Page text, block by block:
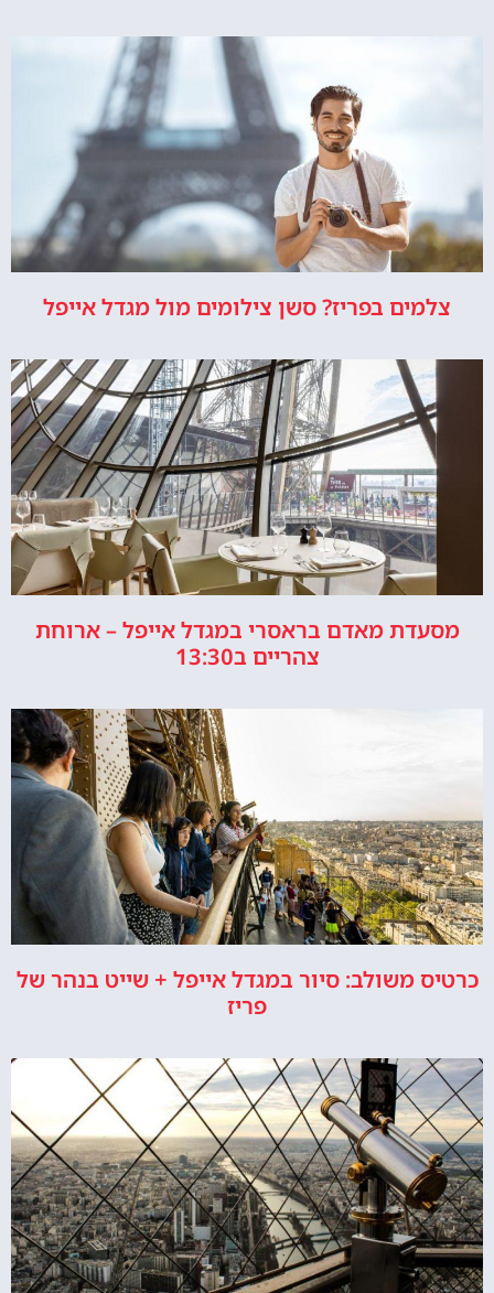
צלמים בפריז? סשן צילומים מול מגדל אייפל
מסעדת מאדם בראסרי במגדל אייפל – ארוחת
צהריים ב13:30
כרטיס משולב: סיור במגדל אייפל + שייט בנהר של
פריז